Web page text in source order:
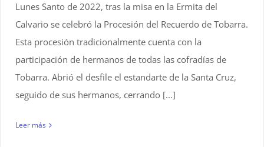
Lunes Santo de 2022, tras la misa en la Ermita del
Calvario se celebró la Procesión del Recuerdo de Tobarra.
Esta procesión tradicionalmente cuenta con la
participación de hermanos de todas las cofradías de
Tobarra. Abrió el desfile el estandarte de la Santa Cruz,
seguido de sus hermanos, cerrando [...]
Leer más